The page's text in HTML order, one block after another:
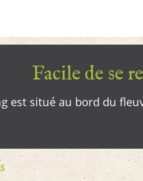
Facile de se
est situé au bord du